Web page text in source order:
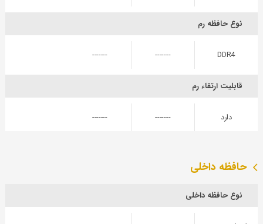
نوع حافظه رم
DDR4
-------
-------
قابلیت ارتقاء رم
دارد -------
-------
حافظه داخلی
نوع حافظه داخلی